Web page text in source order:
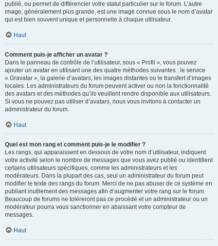
publié, ou permet de différencier votre statut particulier sur le forum. L’autre
image, généralement plus grande, est une image connue sous le nom d’avatar
qui est bien souvent unique et personnelle à chaque utilisateur.
Haut
Comment puis-je afficher un avatar ?
Dans le panneau de contrôle de l’utilisateur, sous « Profil », vous pouvez
ajouter un avatar en utilisant une des quatre méthodes suivantes : le service
« Gravatar », la galerie d’avatars, les images distantes ou le transfert d’images
locales. Les administrateurs du forum peuvent activer ou non la fonctionnalité
des avatars et des méthodes qu’ils veuillent rendre disponible aux utilisateurs.
Si vous ne pouvez pas utiliser d’avatars, nous vous invitons à contacter un
administrateur du forum.
Haut
Quel est mon rang et comment puis-je le modifier ?
Les rangs, qui apparaissent en dessous de votre nom d’utilisateur, indiquent
votre activité selon le nombre de messages que vous avez publié ou identifient
certains utilisateurs spécifiques, comme les administrateurs et les
modérateurs. Dans la plupart des cas, seul un administrateur du forum peut
modifier le texte des rangs du forum. Merci de ne pas abuser de ce système en
publiant inutilement des messages afin d’augmenter votre rang sur le forum.
Beaucoup de forums ne toléreront pas ce procédé et un administrateur ou un
modérateur pourra vous sanctionner en abaissant votre compteur de
messages.
Haut